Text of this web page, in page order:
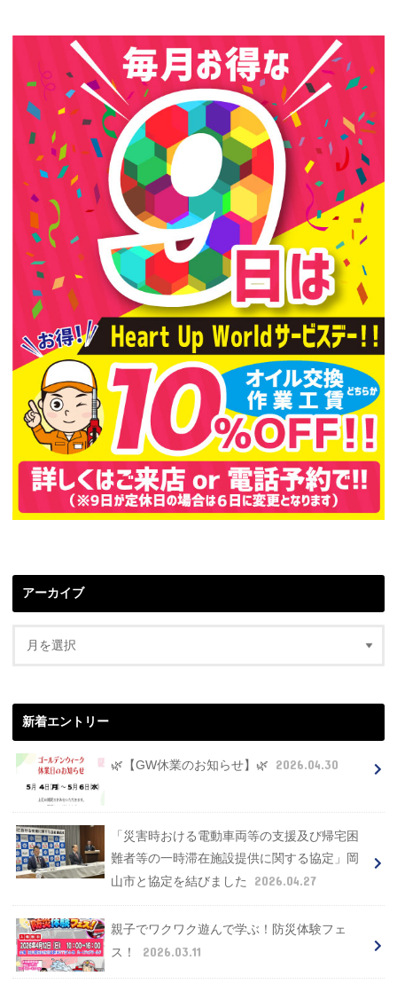
アーカイブ
新着エントリー
🌿【GW休業のお知らせ】🌿 2026.04.30
「災害時おける電動車両等の支援及び帰宅困
難者等の一時滞在施設提供に関する協定」岡
山市と協定を結びました
2026.04.27
親子でワクワク遊んで学ぶ！防災体験フェ
ス！
2026.03.11